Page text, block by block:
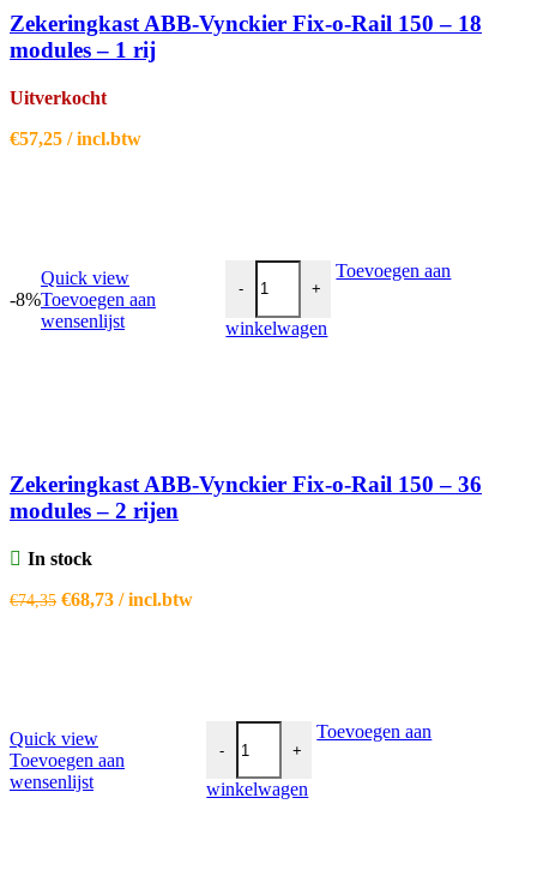
Zekeringkast ABB-Vynckier Fix-o-Rail 150 – 18
modules – 1 rij
Uitverkocht
€57,25 / incl.btw
-8%
Quick view
Toevoegen aan
wensenlijst
-
Zekeringkast ABB-Vynckier Fix-o-Rail
+
Toevoegen aan
winkelwagen
Zekeringkast ABB-Vynckier Fix-o-Rail 150 – 36
modules – 2 rijen
In stock
€74,35 Oorspronkelijke
€68,73Huidige
/ incl.btw
Quick view
Toevoegen aan
wensenlijst
-
Zekeringkast Schneider PrismaSeT XS -
+
Toevoegen aan
winkelwagen